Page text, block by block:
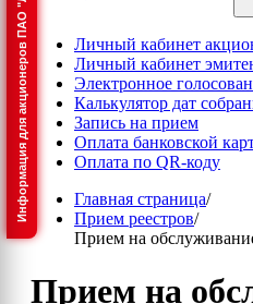
Информация для акционеров ПАО "ЛК "Европлан"
Личный кабинет
Личный кабинет
Электронное
Калькулятор дат
Запись на прием
Оплата банковской
Оплата по QR-коду
Главная страница/
Прием реестров/
Прием на
Прием на